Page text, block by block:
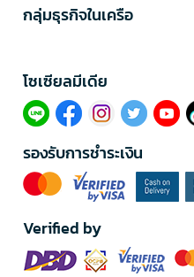
กลุ่มธุรกิจในเครือ
โซเซียลมีเดีย​
รองรับการชำระเงิน
Verified by